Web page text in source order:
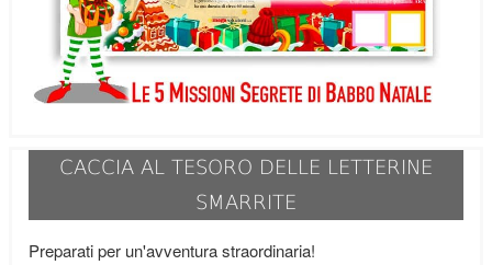
CACCIA AL TESORO DELLE LETTERINE
SMARRITE
Preparati per un'avventura straordinaria!